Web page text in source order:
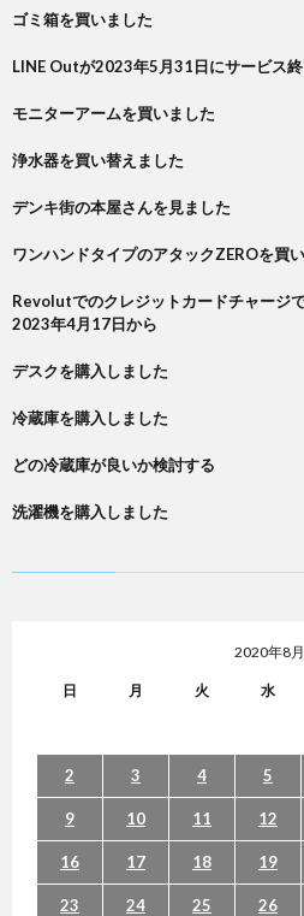
ゴミ箱を買いました
LINE Outが2023年5月31日にサービス
モニターアームを買いました
浄水器を買い替えました
デンキ街の本屋さんを見ました
ワンハンドタイプのアタックZEROを買
Revolutでのクレジットカードチャージ
2023年4月17日から
デスクを購入しました
冷蔵庫を購入しました
どの冷蔵庫が良いか検討する
洗濯機を購入しました
2020年8月
日 月 火 水
2 3 4 5
9 10 11 12
16 17 18 19
23 24 25 26